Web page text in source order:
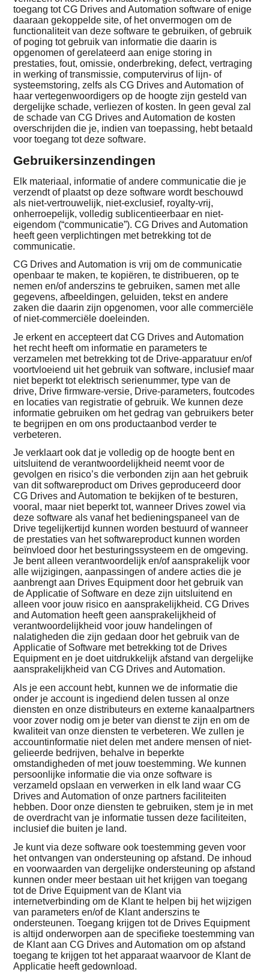
toegang tot CG Drives and Automation software of enige
daaraan gekoppelde site, of het onvermogen om de
functionaliteit van deze software te gebruiken, of gebruik
of poging tot gebruik van informatie die daarin is
opgenomen of gerelateerd aan enige storing in
prestaties, fout, omissie, onderbreking, defect, vertraging
in werking of transmissie, computervirus of lijn- of
systeemstoring, zelfs als CG Drives and Automation of
haar vertegenwoordigers op de hoogte zijn gesteld van
dergelijke schade, verliezen of kosten. In geen geval zal
de schade van CG Drives and Automation de kosten
overschrijden die je, indien van toepassing, hebt betaald
voor toegang tot deze software.
Gebruikersinzendingen
Elk materiaal, informatie of andere communicatie die je
verzendt of plaatst op deze software wordt beschouwd
als niet-vertrouwelijk, niet-exclusief, royalty-vrij,
onherroepelijk, volledig sublicentieerbaar en niet-
eigendom (“communicatie”). CG Drives and Automation
heeft geen verplichtingen met betrekking tot de
communicatie.
CG Drives and Automation is vrij om de communicatie
openbaar te maken, te kopiëren, te distribueren, op te
nemen en/of anderszins te gebruiken, samen met alle
gegevens, afbeeldingen, geluiden, tekst en andere
zaken die daarin zijn opgenomen, voor alle commerciële
of niet-commerciële doeleinden.
Je erkent en accepteert dat CG Drives and Automation
het recht heeft om informatie en parameters te
verzamelen met betrekking tot de Drive-apparatuur en/of
voortvloeiend uit het gebruik van software, inclusief maar
niet beperkt tot elektrisch serienummer, type van de
drive, Drive firmware-versie, Drive-parameters, foutcodes
en locaties van registratie of gebruik. We kunnen deze
informatie gebruiken om het gedrag van gebruikers beter
te begrijpen en om ons productaanbod verder te
verbeteren.
Je verklaart ook dat je volledig op de hoogte bent en
uitsluitend de verantwoordelijkheid neemt voor de
gevolgen en risico’s die verbonden zijn aan het gebruik
van dit softwareproduct om Drives geproduceerd door
CG Drives and Automation te bekijken of te besturen,
vooral, maar niet beperkt tot, wanneer Drives zowel via
deze software als vanaf het bedieningspaneel van de
Drive tegelijkertijd kunnen worden bestuurd of wanneer
de prestaties van het softwareproduct kunnen worden
beïnvloed door het besturingssysteem en de omgeving.
Je bent alleen verantwoordelijk en/of aansprakelijk voor
alle wijzigingen, aanpassingen of andere acties die je
aanbrengt aan Drives Equipment door het gebruik van
de Applicatie of Software en deze zijn uitsluitend en
alleen voor jouw risico en aansprakelijkheid. CG Drives
and Automation heeft geen aansprakelijkheid of
verantwoordelijkheid voor jouw handelingen of
nalatigheden die zijn gedaan door het gebruik van de
Applicatie of Software met betrekking tot de Drives
Equipment en je doet uitdrukkelijk afstand van dergelijke
aansprakelijkheid van CG Drives and Automation.
Als je een account hebt, kunnen we de informatie die
onder je account is ingediend delen tussen al onze
diensten en onze distributeurs en externe kanaalpartners
voor zover nodig om je beter van dienst te zijn en om de
kwaliteit van onze diensten te verbeteren. We zullen je
accountinformatie niet delen met andere mensen of niet-
gelieerde bedrijven, behalve in beperkte
omstandigheden of met jouw toestemming. We kunnen
persoonlijke informatie die via onze software is
verzameld opslaan en verwerken in elk land waar CG
Drives and Automation of onze partners faciliteiten
hebben. Door onze diensten te gebruiken, stem je in met
de overdracht van je informatie tussen deze faciliteiten,
inclusief die buiten je land.
Je kunt via deze software ook toestemming geven voor
het ontvangen van ondersteuning op afstand. De inhoud
en voorwaarden van dergelijke ondersteuning op afstand
kunnen onder meer bestaan uit het krijgen van toegang
tot de Drive Equipment van de Klant via
internetverbinding om de Klant te helpen bij het wijzigen
van parameters en/of de Klant anderszins te
ondersteunen. Toegang krijgen tot de Drives Equipment
is altijd onderworpen aan de specifieke toestemming van
de Klant aan CG Drives and Automation om op afstand
toegang te krijgen tot het apparaat waarvoor de Klant de
Applicatie heeft gedownload.